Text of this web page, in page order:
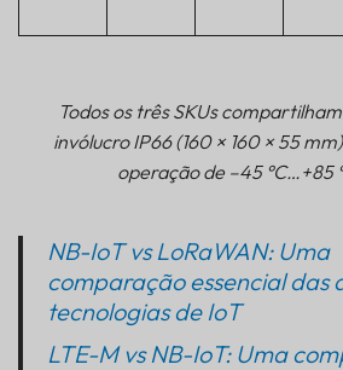
Todos os três SKUs
invólucro IP66 (160 × 160 × 55
operação de –45 °C…+85
NB-IoT vs LoRaWAN: Uma
comparação essencial das
tecnologias de IoT
LTE-M vs NB-IoT: Uma